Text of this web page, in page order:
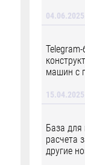
04.06.2025
машин с
15.04.2025
База для
расчета
другие